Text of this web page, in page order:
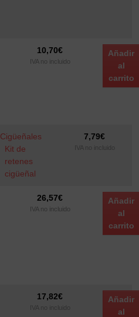
10,70€
IVA no incluido
Añadir
al
carrito
Cigüeñales
Kit de
retenes
cigüeñal
7,79€
IVA no incluido
26,57€
IVA no incluido
Añadir
al
carrito
17,82€
IVA no incluido
Añadir
al